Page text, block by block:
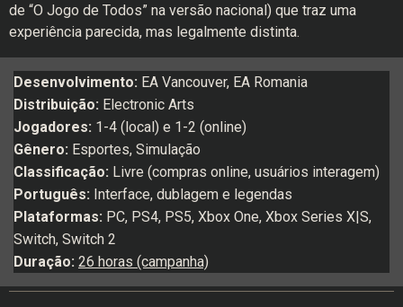
de “O Jogo de Todos” na versão nacional) que traz uma
experiência parecida, mas legalmente distinta.
Desenvolvimento: EA Vancouver, EA Romania
Distribuição: Electronic Arts
Jogadores: 1-4 (local) e 1-2 (online)
Gênero: Esportes, Simulação
Classificação: Livre (compras online, usuários interagem)
Português: Interface, dublagem e legendas
Plataformas: PC, PS4, PS5, Xbox One, Xbox Series X|S,
Switch, Switch 2
Duração: 26 horas (campanha)